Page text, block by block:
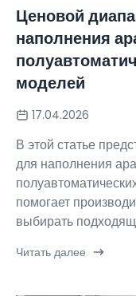
Ценовой
наполнения
моделей
17.04.2026
В этой статье
для наполнения
помогает
выбирать
Читать далее